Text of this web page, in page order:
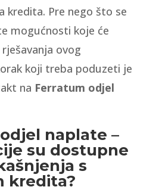
kredita. Pre nego što se
mogućnosti koje će
ovog
koji treba poduzeti je
na Ferratum odjel
naplate –
su dostupne
s
kredita?